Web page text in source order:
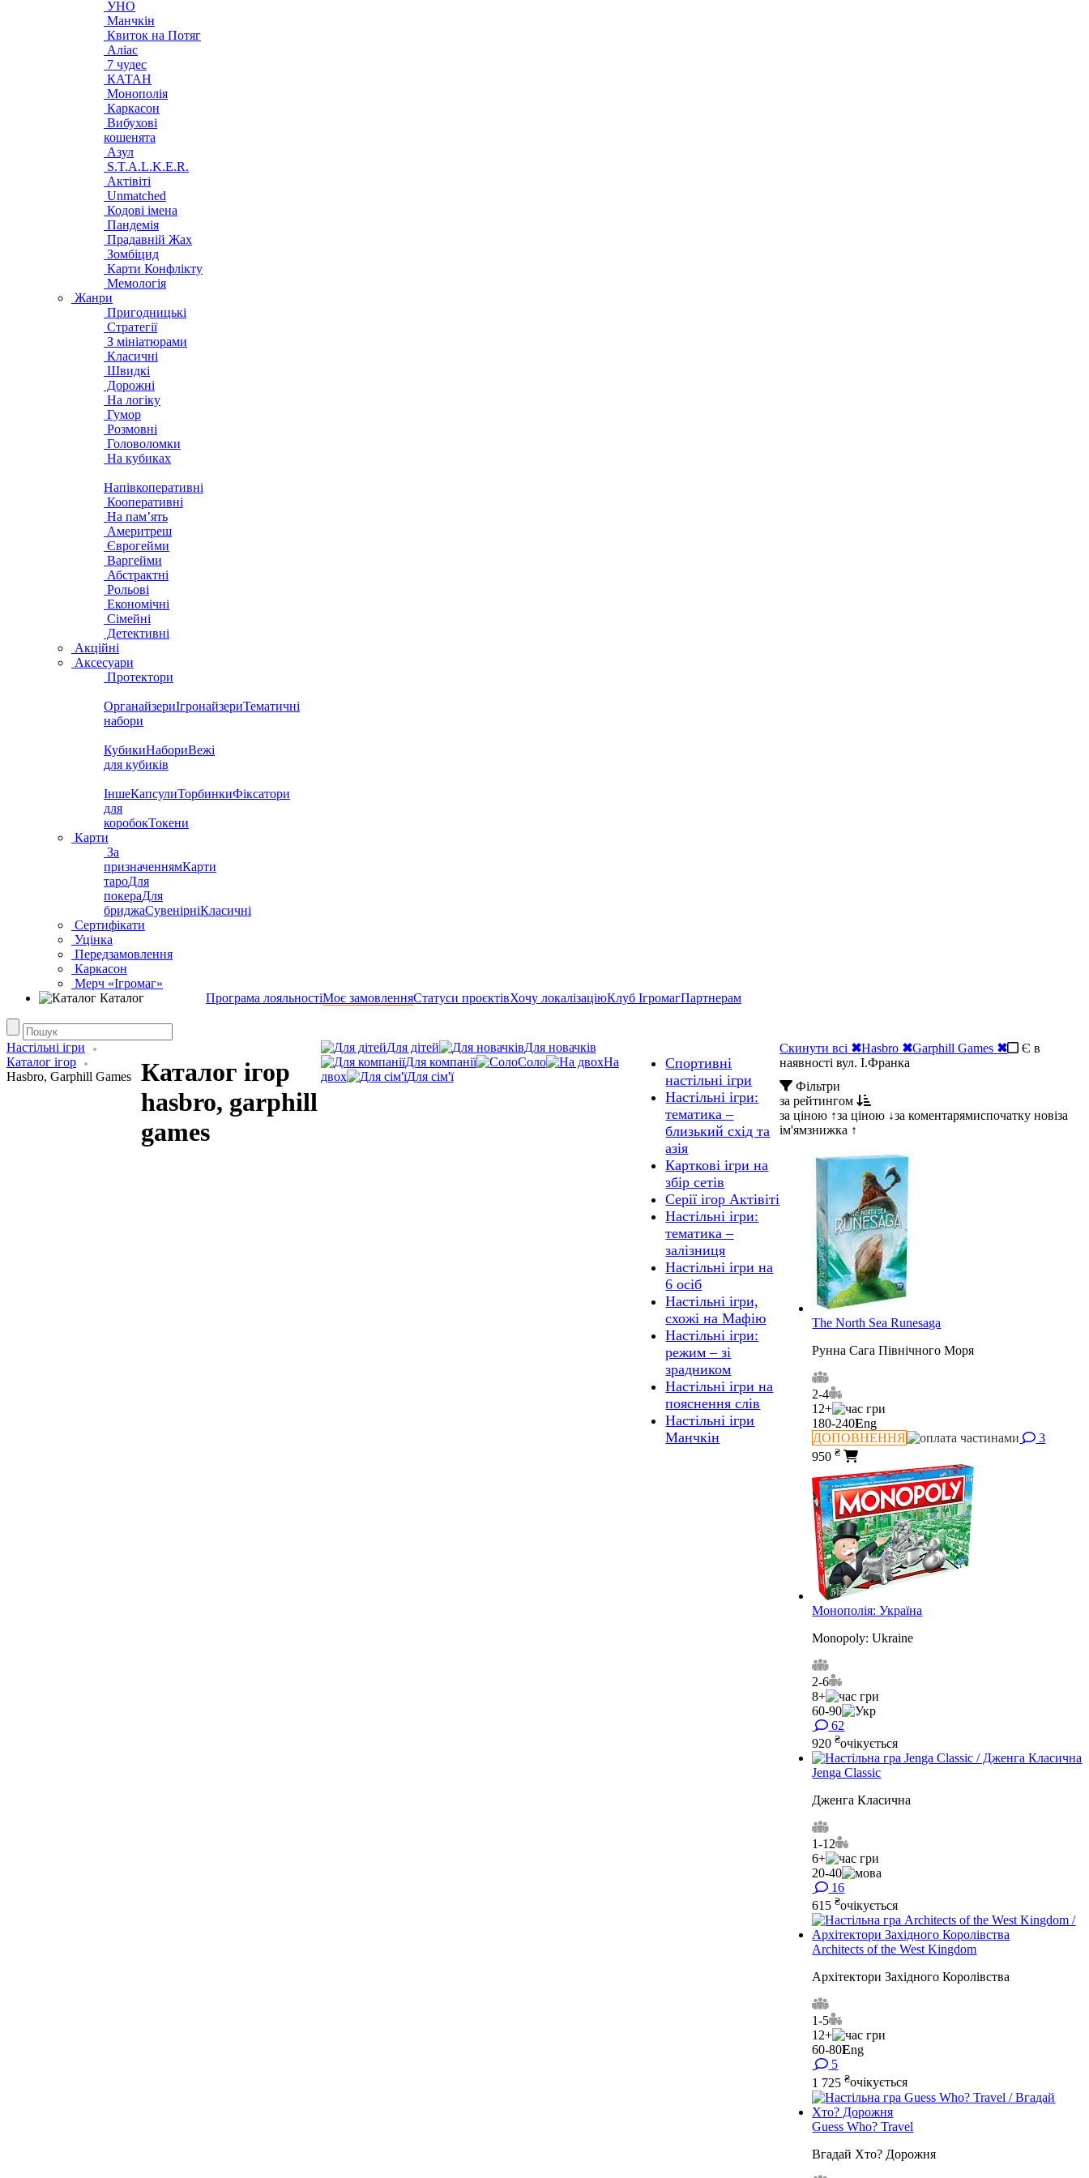
УНО
Манчкін
Квиток на Потяг
Аліас
7 чудес
КАТАН
Монополія
Каркасон
Вибухові
кошенята
Азул
S.T.A.L.K.E.R.
Актівіті
Unmatched
Кодові імена
Пандемія
Прадавній Жах
Зомбіцид
Карти Конфлікту
Мемологія
Жанри
Пригодницькі
Стратегії
З мініатюрами
Класичні
Швидкі
Дорожні
На логіку
Гумор
Розмовні
Головоломки
На кубиках
Напівкоперативні
Кооперативні
На пам’ять
Америтреш
Єврогейми
Варгейми
Абстрактні
Рольові
Економічні
Сімейні
Детективні
Акційні
Аксесуари
Протектори
ОрганайзериІгронайзериТематичні
набори
КубикиНабориВежі
для кубиків
ІншеКапсулиТорбинкиФіксатори
для
коробокТокени
Карти
За
призначеннямКарти
тароДля
покераДля
бриджаСувенірніКласичні
Сертифікати
Уцінка
Передзамовлення
Каркасон
Мерч «Ігромаг»
Каталог
Програма лояльностіМоє замовленняСтатуси проєктівХочу локалізаціюКлуб ІгромагПартнерам
Настільні ігри
Каталог ігор
Hasbro, Garphill Games
Каталог ігор
hasbro, garphill
games
Для дітей
Для новачків
Для компанії
Соло
На
двох
Для сім'ї
Спортивні
настільні ігри
Настільні ігри:
тематика –
близький схід та
азія
Карткові ігри на
збір сетів
Серії ігор Актівіті
Настільні ігри:
тематика –
залізниця
Настільні ігри на
6 осіб
Настільні ігри,
схожі на Мафію
Настільні ігри:
режим – зі
зрадником
Настільні ігри на
пояснення слів
Настільні ігри
Манчкін
Скинути всі ✖Hasbro ✖Garphill Games ✖
Є в
наявності вул. І.Франка
Фільтри
за рейтингом
за ціною ↑за ціною ↓за коментарямиспочатку новіза
ім'ямзнижка ↑
The North Sea Runesaga
Рунна Сага Північного Моря
2-4
12+
180-240Eng
ДОПОВНЕННЯ
3
950₴
Монополія: Україна
Monopoly: Ukraine
2-6
8+
60-90
62
920₴очікується
Jenga Classic
Дженга Класична
1-12
6+
20-40
16
615₴очікується
Architects of the West Kingdom
Архітектори Західного Королівства
1-5
12+
60-80Eng
5
1 725₴очікується
Guess Who? Travel
Вгадай Хто? Дорожня